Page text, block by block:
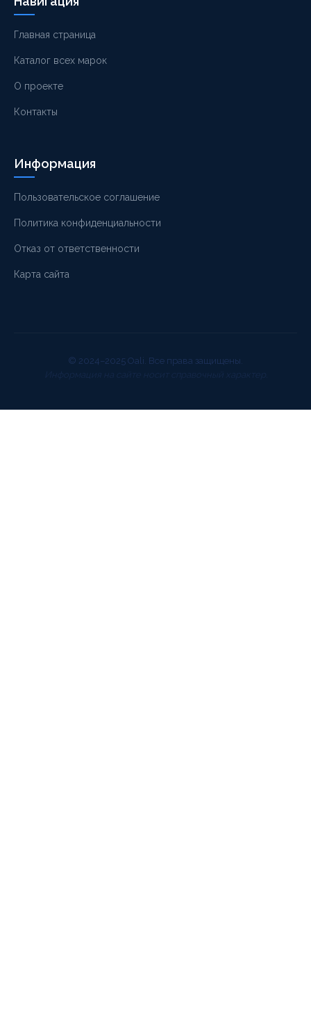
Главная страница
Каталог всех марок
О проекте
Контакты
Информация
Пользовательское соглашение
Политика конфиденциальности
Отказ от ответственности
Карта сайта
© 2024–2025 Oali. Все права защищены.